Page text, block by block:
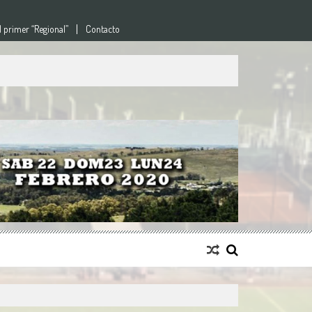
primer “Regional” Contacto